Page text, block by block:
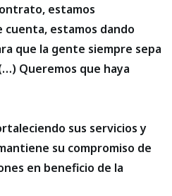
estamos
cuenta, estamos dando
que la gente siempre sepa
Queremos que haya
sus servicios y
su compromiso de
en beneficio de la